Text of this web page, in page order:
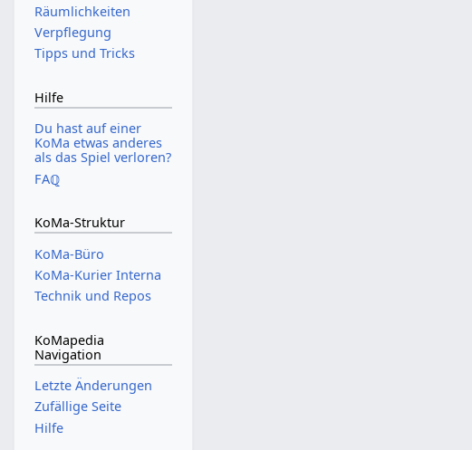
Räumlichkeiten
Verpflegung
Tipps und Tricks
Hilfe
Du hast auf einer
KoMa etwas anderes
als das Spiel verloren?
FAℚ
KoMa-Struktur
KoMa-Büro
KoMa-Kurier Interna
Technik und Repos
KoMapedia
Navigation
Letzte Änderungen
Zufällige Seite
Hilfe